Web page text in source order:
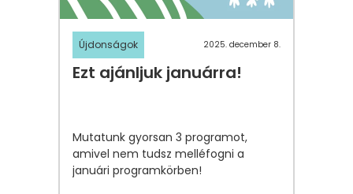
Újdonságok 2025. december 8.
Ezt ajánljuk januárra!
Mutatunk gyorsan 3 programot,
amivel nem tudsz melléfogni a
januári programkörben!